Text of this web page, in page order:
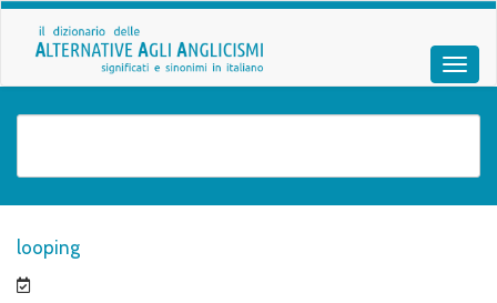
looping